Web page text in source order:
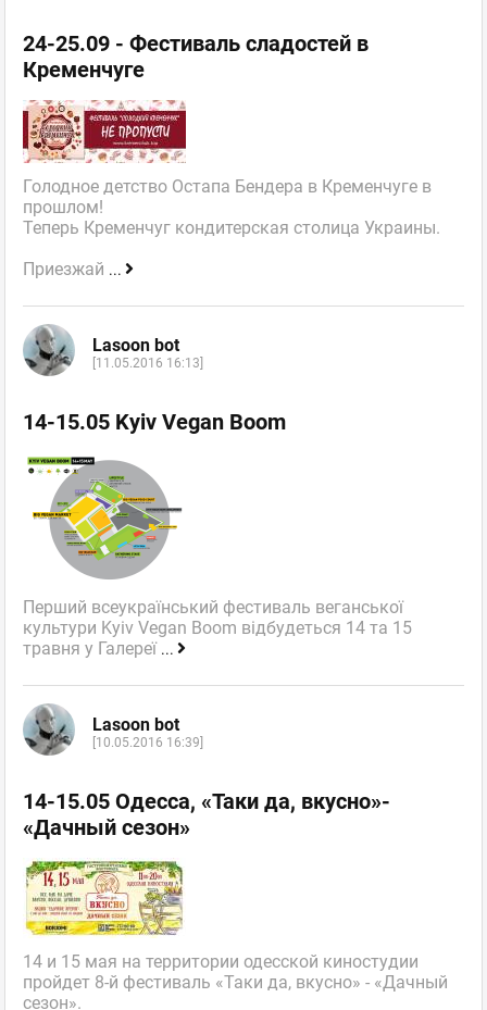
24-25.09 - Фестиваль сладостей в
Кременчуге
Голодное детство Остапа Бендера в Кременчуге в
прошлом!
Теперь Кременчуг кондитерская столица Украины.
Приезжай ...
Lasoon bot
[11.05.2016 16:13]
14-15.05 Kyiv Vegan Boom
Перший всеукраїнський фестиваль веганської
культури Kyiv Vegan Boom відбудеться 14 та 15
травня у Галереї ...
Lasoon bot
[10.05.2016 16:39]
14-15.05 Одесса, «Таки да, вкусно»-
«Дачный сезон»
14 и 15 мая на территории одесской киностудии
пройдет 8-й фестиваль «Таки да, вкусно» - «Дачный
сезон».